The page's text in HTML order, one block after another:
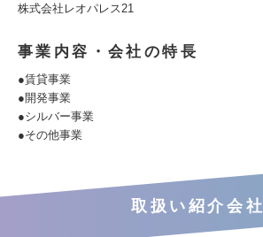
株式会社レオパレス21
事業内容・会社の特長
●賃貸事業
●開発事業
●シルバー事業
●その他事業
取扱い紹介会社